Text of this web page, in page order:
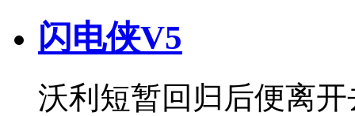
闪电侠V5
沃利短暂回归后便离